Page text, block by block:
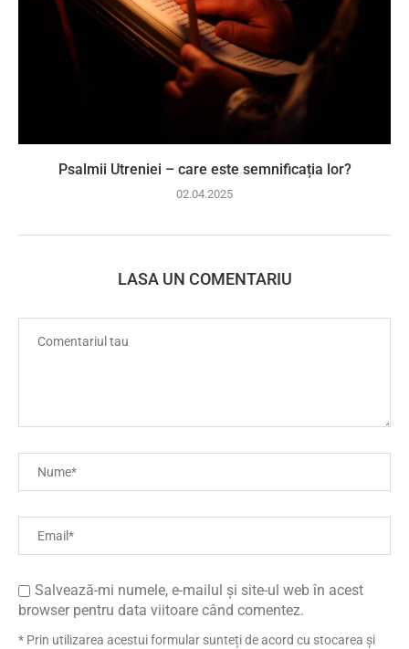
Psalmii Utreniei – care este semnificația lor?
02.04.2025
LASA UN COMENTARIU
Salvează-mi numele, e-mailul și site-ul web în acest
browser pentru data viitoare când comentez.
* Prin utilizarea acestui formular sunteți de acord cu stocarea și